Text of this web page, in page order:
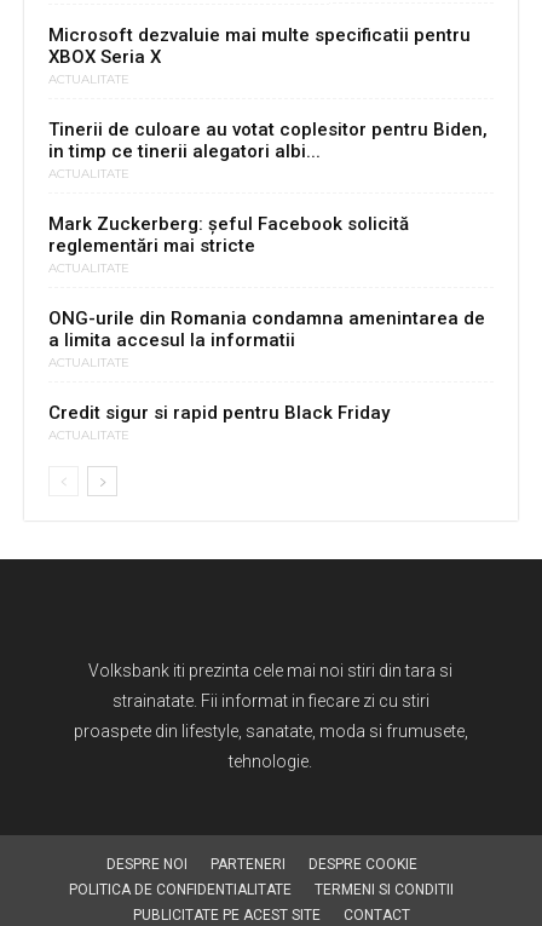
Microsoft dezvaluie mai multe specificatii pentru
XBOX Seria X
ACTUALITATE
Tinerii de culoare au votat coplesitor pentru Biden,
in timp ce tinerii alegatori albi...
ACTUALITATE
Mark Zuckerberg: șeful Facebook solicită
reglementări mai stricte
ACTUALITATE
ONG-urile din Romania condamna amenintarea de
a limita accesul la informatii
ACTUALITATE
Credit sigur si rapid pentru Black Friday
ACTUALITATE
Volksbank iti prezinta cele mai noi stiri din tara si
strainatate. Fii informat in fiecare zi cu stiri
proaspete din lifestyle, sanatate, moda si frumusete,
tehnologie.
DESPRE NOI PARTENERI
DESPRE COOKIE
POLITICA DE CONFIDENTIALITATE
TERMENI SI CONDITII
PUBLICITATE PE ACEST SITE
CONTACT